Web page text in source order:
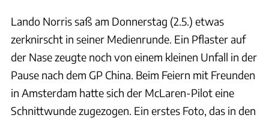
Lando Norris saß am Donnerstag (2.5.) etwas
zerknirscht in seiner Medienrunde. Ein Pflaster auf
der Nase zeugte noch von einem kleinen Unfall in der
Pause nach dem GP China. Beim Feiern mit Freunden
in Amsterdam hatte sich der McLaren-Pilot eine
Schnittwunde zugezogen. Ein erstes Foto, das in den